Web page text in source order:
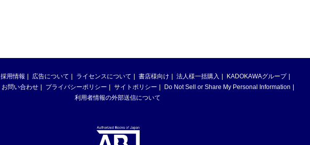
採用情報 広告について ライセンスについて 書店様向け 法人様一括購入
KADOKAWAグループ
お問い合わせ プライバシーポリシー サイトポリシー
Do Not Sell or Share My Personal Information
利用者情報の外部送信について